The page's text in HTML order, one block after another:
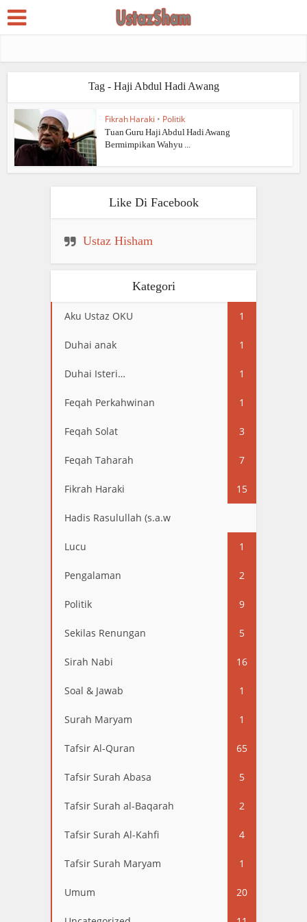
Tag - Haji Abdul Hadi Awang
Fikrah Haraki • Politik
Tuan Guru Haji Abdul Hadi Awang
Bermimpikan Wahyu ...
Like Di Facebook
Ustaz Hisham
Kategori
Aku Ustaz OKU 1
Duhai anak 1
Duhai Isteri… 1
Feqah Perkahwinan 1
Feqah Solat 3
Feqah Taharah 7
Fikrah Haraki 15
Hadis Rasulullah (s.a.w
Lucu 1
Pengalaman 2
Politik 9
Sekilas Renungan 5
Sirah Nabi 16
Soal & Jawab 1
Surah Maryam 1
Tafsir Al-Quran 65
Tafsir Surah Abasa 5
Tafsir Surah al-Baqarah 2
Tafsir Surah Al-Kahfi 4
Tafsir Surah Maryam 1
Umum 20